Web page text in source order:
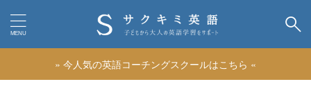
» 今人気の英語コーチングスクールはこちら «